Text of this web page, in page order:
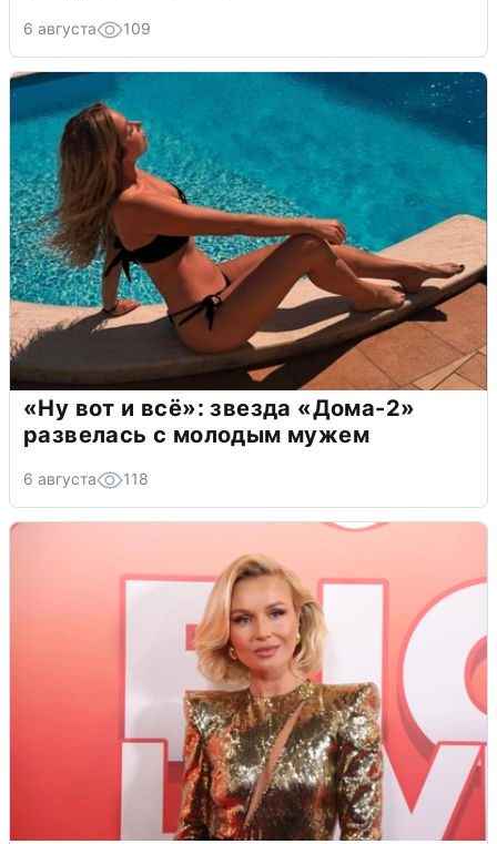
6 августа 109
«Ну вот и всё»: звезда «Дома-2»
развелась с молодым мужем
6 августа 118